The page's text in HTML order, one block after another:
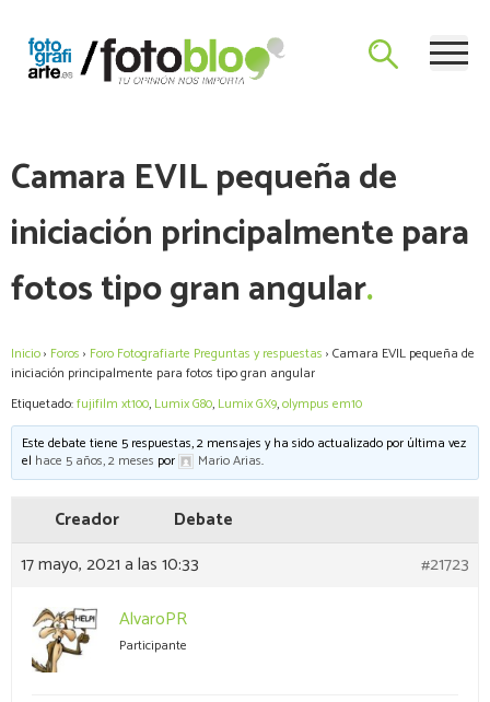
contentEl Blog de Fotografiarte
Blog de Fotografía y Vídeo con las últimas novedades y un foro
de consulta para plantear dudas a Mario Arias sobre el mundo
de la fotografía.
Camara EVIL pequeña de
iniciación principalmente para
fotos tipo gran angular
Inicio› Foros › Foro Fotografiarte Preguntas y respuestas › Camara EVIL pequeña de
iniciación principalmente para fotos tipo gran angular
Etiquetado:fujifilm xt100, Lumix G80, Lumix GX9,olympus em10
Este debate tiene 5 respuestas, 2 mensajes y ha sido actualizado por última vez
el hace 5 años, 2 meses por Mario Arias.
Creador
Debate
17 mayo, 2021 a las 10:33
#21723
AlvaroPR
Participante